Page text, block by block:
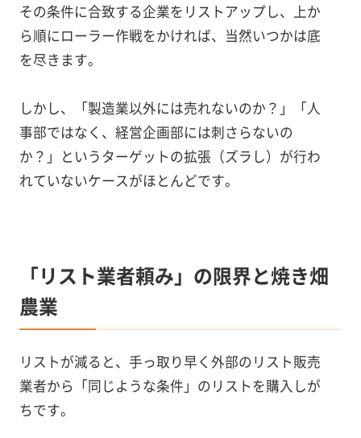
その条件に合致する企業をリストアップし、上か
ら順にローラー作戦をかければ、当然いつかは底
を尽きます。
しかし、「製造業以外には売れないのか？」「人
事部ではなく、経営企画部には刺さらないの
か？」というターゲットの拡張（ズラし）が行わ
れていないケースがほとんどです。
「リスト業者頼み」の限界と焼き畑
農業
リストが減ると、手っ取り早く外部のリスト販売
業者から「同じような条件」のリストを購入しが
ちです。